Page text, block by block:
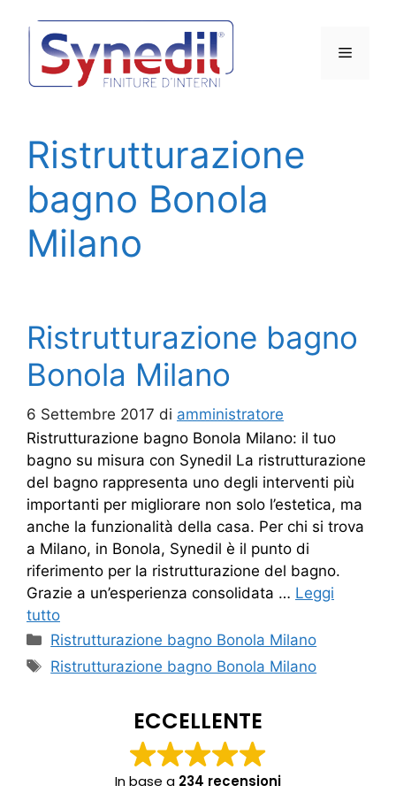
contenuto
Menu
Ristrutturazione
bagno Bonola
Milano
Ristrutturazione bagno
Bonola Milano
6 Settembre 2017 di amministratore
Ristrutturazione bagno Bonola Milano: il tuo
bagno su misura con Synedil La ristrutturazione
del bagno rappresenta uno degli interventi più
importanti per migliorare non solo l’estetica, ma
anche la funzionalità della casa. Per chi si trova
a Milano, in Bonola, Synedil è il punto di
riferimento per la ristrutturazione del bagno.
Grazie a un’esperienza consolidata … Leggi
tutto
Categorie
Ristrutturazione bagno Bonola Milano
Tag
Ristrutturazione bagno Bonola Milano
ECCELLENTE
In base a 234 recensioni